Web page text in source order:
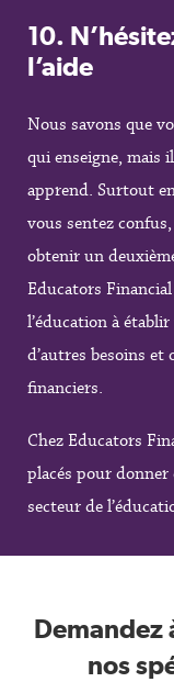
10.
l’aide
Nous savons que
qui enseigne, mais
apprend. Surtout
vous sentez
obtenir un
Educators
l’éducation à
d’autres besoins
financiers.
Chez Educators
placés pour donner
secteur de
Demandez
nos